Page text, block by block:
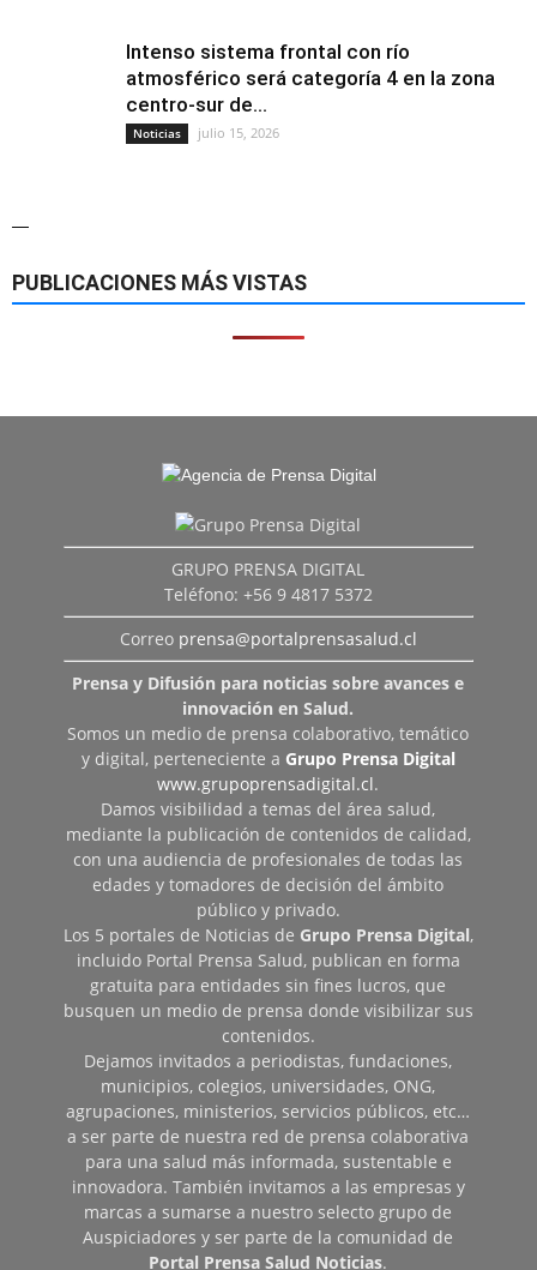
Intenso sistema frontal con río
atmosférico será categoría 4 en la zona
centro-sur de...
Noticias julio 15, 2026
—
PUBLICACIONES MÁS VISTAS
GRUPO PRENSA DIGITAL
Teléfono: +56 9 4817 5372
Correo prensa@portalprensasalud.cl
Prensa y Difusión para noticias sobre avances e
innovación en Salud.
Somos un medio de prensa colaborativo, temático
y digital, perteneciente a Grupo Prensa Digital
www.grupoprensadigital.cl.
Damos visibilidad a temas del área salud,
mediante la publicación de contenidos de calidad,
con una audiencia de profesionales de todas las
edades y tomadores de decisión del ámbito
público y privado.
Los 5 portales de Noticias de Grupo Prensa Digital,
incluido Portal Prensa Salud, publican en forma
gratuita para entidades sin fines lucros, que
busquen un medio de prensa donde visibilizar sus
contenidos.
Dejamos invitados a periodistas, fundaciones,
municipios, colegios, universidades, ONG,
agrupaciones, ministerios, servicios públicos, etc…
a ser parte de nuestra red de prensa colaborativa
para una salud más informada, sustentable e
innovadora. También invitamos a las empresas y
marcas a sumarse a nuestro selecto grupo de
Auspiciadores y ser parte de la comunidad de
Portal Prensa Salud Noticias.